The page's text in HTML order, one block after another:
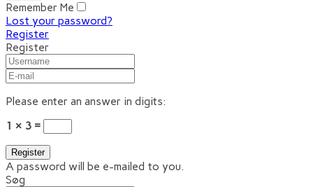
Remember Me
Lost your password?
Register
Register
Please enter an answer in digits:
1 × 3 =
A password will be e-mailed to you.
Søg